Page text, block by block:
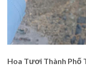
Hoa Tươi Thành Phố